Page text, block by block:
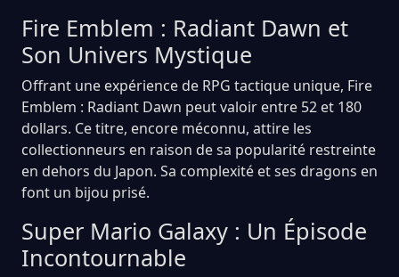
Fire Emblem : Radiant Dawn et
Son Univers Mystique
Offrant une expérience de RPG tactique unique, Fire
Emblem : Radiant Dawn peut valoir entre 52 et 180
dollars. Ce titre, encore méconnu, attire les
collectionneurs en raison de sa popularité restreinte
en dehors du Japon. Sa complexité et ses dragons en
font un bijou prisé.
Super Mario Galaxy : Un Épisode
Incontournable